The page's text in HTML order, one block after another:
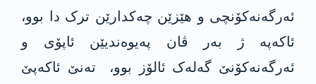
ئەرگەنەکۆنچی و ھێزێن چەکدارێن ترک دا بوو،
ئاکەپە ژ بەر ڤان پەیوەندیێن ئاپۆی و
ئەرگەنەکۆنێ گەلەک ئالۆز بوو، تەنێ ئاکەپێ